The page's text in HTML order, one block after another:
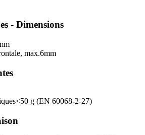
- Dimensions
max.6mm
<50 g (EN 60068-2-27)